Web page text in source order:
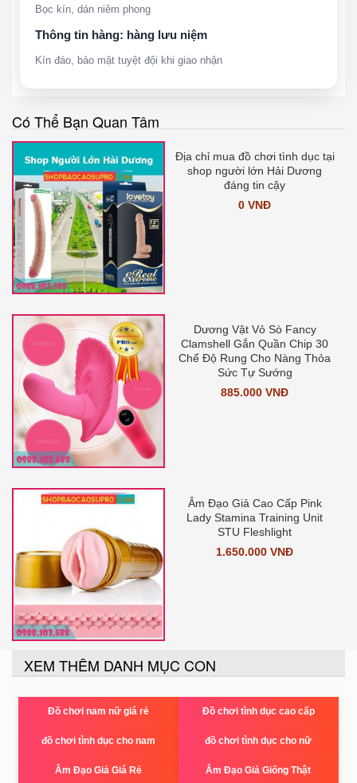
Bọc kín, dán niêm phong
Thông tin hàng: hàng lưu niệm
Kín đáo, bảo mật tuyệt đội khi giao nhận
Có Thể Bạn Quan Tâm
Địa chỉ mua đồ chơi tình dục tại
shop người lớn Hải Dương
đáng tin cậy
0 VNĐ
Dương Vật Vỏ Sò Fancy
Clamshell Gắn Quần Chip 30
Chế Độ Rung Cho Nàng Thỏa
Sức Tự Sướng
885.000 VNĐ
Âm Đạo Giả Cao Cấp Pink
Lady Stamina Training Unit
STU Fleshlight
1.650.000 VNĐ
XEM THÊM DANH MỤC CON
Đồ chơi nam nữ giá rẻ Đồ chơi tình dục cao cấp
đồ chơi tình dục cho nam đồ chơi tình dục cho nữ
Âm Đạo Giả Giá Rẻ Âm Đạo Giả Giống Thật